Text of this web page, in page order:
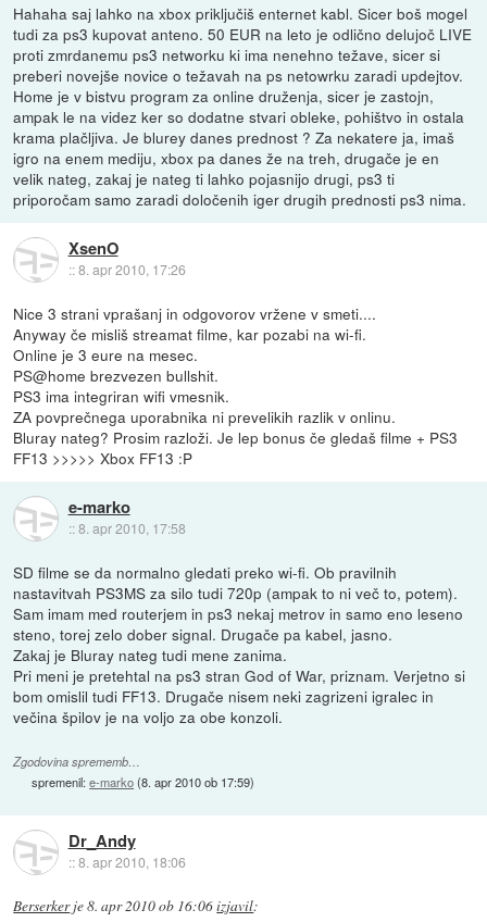
Hahaha saj lahko na xbox priključiš enternet kabl. Sicer boš mogel
tudi za ps3 kupovat anteno. 50 EUR na leto je odlično delujoč LIVE
proti zmrdanemu ps3 networku ki ima nenehno težave, sicer si
preberi novejše novice o težavah na ps netowrku zaradi updejtov.
Home je v bistvu program za online druženja, sicer je zastojn,
ampak le na videz ker so dodatne stvari obleke, pohištvo in ostala
krama plačljiva. Je blurey danes prednost ? Za nekatere ja, imaš
igro na enem mediju, xbox pa danes že na treh, drugače je en
velik nateg, zakaj je nateg ti lahko pojasnijo drugi, ps3 ti
priporočam samo zaradi določenih iger drugih prednosti ps3 nima.
XsenO
::8. apr 2010, 17:26
Nice 3 strani vprašanj in odgovorov vržene v smeti....
Anyway če misliš streamat filme, kar pozabi na wi-fi.
Online je 3 eure na mesec.
PS@home brezvezen bullshit.
PS3 ima integriran wifi vmesnik.
ZA povprečnega uporabnika ni prevelikih razlik v onlinu.
Bluray nateg? Prosim razloži. Je lep bonus če gledaš filme + PS3
FF13 >>>>> Xbox FF13 :P
e-marko
::8. apr 2010, 17:58
SD filme se da normalno gledati preko wi-fi. Ob pravilnih
nastavitvah PS3MS za silo tudi 720p (ampak to ni več to, potem).
Sam imam med routerjem in ps3 nekaj metrov in samo eno leseno
steno, torej zelo dober signal. Drugače pa kabel, jasno.
Zakaj je Bluray nateg tudi mene zanima.
Pri meni je pretehtal na ps3 stran God of War, priznam. Verjetno si
bom omislil tudi FF13. Drugače nisem neki zagrizeni igralec in
večina špilov je na voljo za obe konzoli.
Zgodovina sprememb…
spremenil:e-marko(8. apr 2010 ob 17:59)
Dr_Andy
::8. apr 2010, 18:06
Berserkerje8. apr 2010 ob 16:06izjavil: